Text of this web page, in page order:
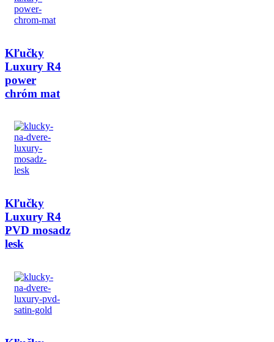
Kľučky
Luxury R4
power
chróm mat
Kľučky
Luxury R4
PVD mosadz
lesk